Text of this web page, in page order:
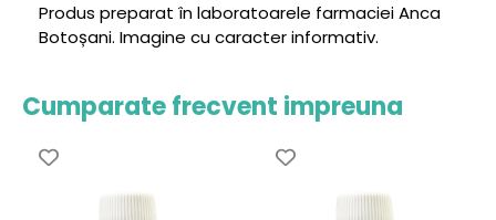
Produs preparat în laboratoarele farmaciei Anca
Botoșani. Imagine cu caracter informativ.
Cumparate frecvent impreuna